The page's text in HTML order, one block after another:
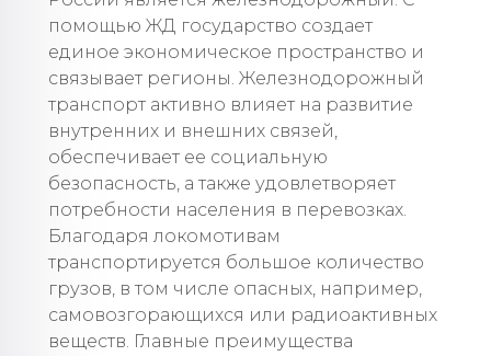
помощью ЖД государство создает
единое экономическое пространство и
связывает регионы. Железнодорожный
транспорт активно влияет на развитие
внутренних и внешних связей,
обеспечивает ее социальную
безопасность, а также удовлетворяет
потребности населения в перевозках.
Благодаря локомотивам
транспортируется большое количество
грузов, в том числе опасных, например,
самовозгорающихся или радиоактивных
веществ. Главные преимущества